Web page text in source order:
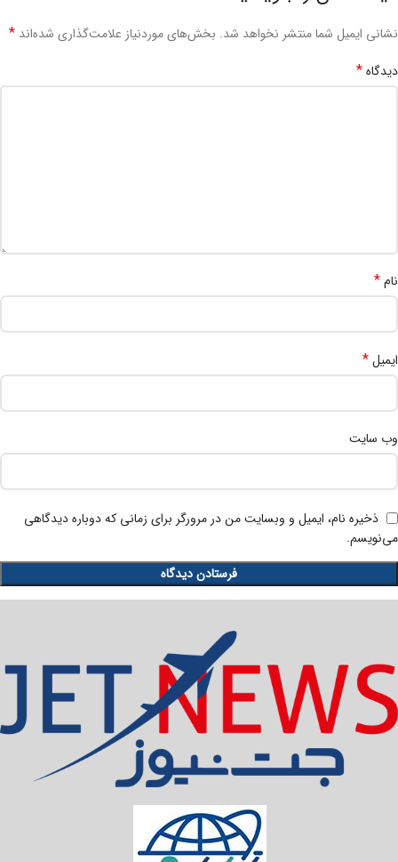
نشانی ایمیل شما منتشر نخواهد شد. بخش‌های موردنیاز علامت‌گذاری شده‌اند *
دیدگاه*
نام*
ایمیل*
وب‌ سایت
ذخیره نام، ایمیل و وبسایت من در مرورگر برای زمانی که دوباره دیدگاهی
می‌نویسم.